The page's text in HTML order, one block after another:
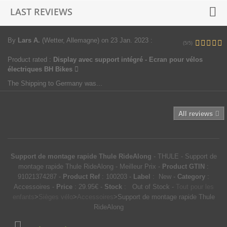
LAST REVIEWS
By Lars A. (Wetter, Allemagne) on 23 Jan. 2023 : (5/5)
Product rated : Display avec support intégré - Ecran pour vélos
électriques BH Bikes
The Shipping to Germany was...
All reviews
Support de montage rapide Thule RideAlong - THULE - Support de
montage rapide Thule RideAlong - Meilleur Prix - Product GTIN :
91021374287 - Product Ref : 100203 - Label : New - Category :
Accessoires - Price: 29.95€- Stock: Out of Stock -
> > >Support de montage rapide Thule
RideAlong